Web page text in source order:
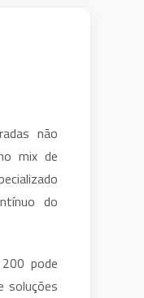
não
mix de
do
pode
soluções